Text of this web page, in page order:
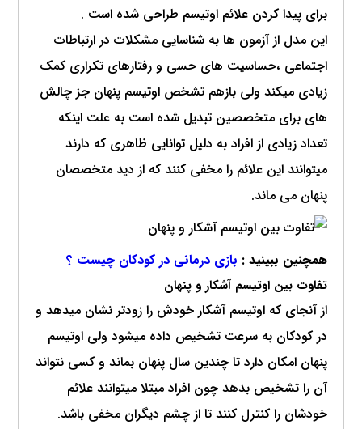
برای پیدا کردن علائم اوتیسم طراحی شده است .
این مدل از آزمون ها به شناسایی مشکلات در ارتباطات
اجتماعی ،حساسیت های حسی و رفتارهای تکراری کمک
زیادی میکند ولی بازهم تشخص اوتیسم پنهان جز چالش
های برای متخصصین تبدیل شده است به علت اینکه
تعداد زیادی از افراد به دلیل توانایی ظاهری که دارند
میتوانند این علائم را مخفی کنند که از دید متخصصان
پنهان می ماند.
همچنین ببینید : بازی درمانی در کودکان چیست ؟
تفاوت بین اوتیسم آشکار و پنهان
از آنجای که اوتیسم آشکار خودش را زودتر نشان میدهد و
در کودکان به سرعت تشخیص داده میشود ولی اوتیسم
پنهان امکان دارد تا چندین سال پنهان بماند و کسی نتواند
آن را تشخیص بدهد چون افراد مبتلا میتوانند علائم
خودشان را کنترل کنند تا از چشم دیگران مخفی باشد.